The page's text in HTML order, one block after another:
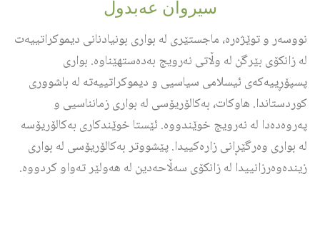
سیروان عەبدول
و توێژەرە، ماجستێری له‌ بواری بونیادنانی دیموکراتییه‌ت
بێرگن له‌ وڵاتی نه‌رویج بەدەستهێناوە. بواری
ئیسلامی سیاسیی و دیموکراتییەتە لە باشووری
هاوکات، به‌کالۆریۆسی له‌ بواری زمانناسيی و
له‌ نه‌رویج خوێندووه‌. ئێستا خوێندکاری بەکالۆریۆسە
وەرگێڕانی زارەکییدا. پێشووتر به‌کالۆریۆسی له‌ بواری
له‌ زانکۆی سه‌ڵاحەدین لە هەولێر تەواو کردووە.